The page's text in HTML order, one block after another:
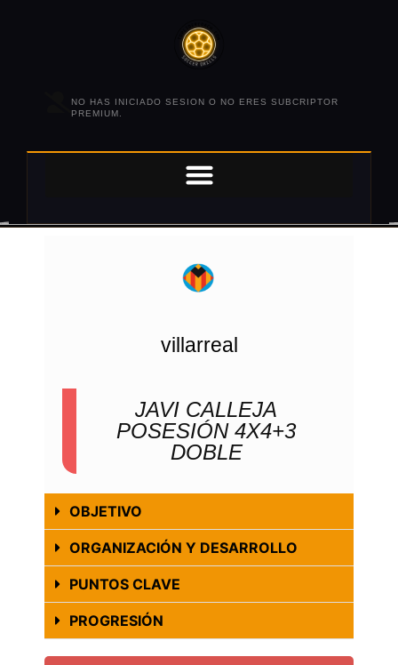
NO HAS INICIADO SESION O NO ERES SUBCRIPTOR
PREMIUM.
villarreal
JAVI CALLEJA
POSESIÓN 4X4+3
DOBLE
OBJETIVO
ORGANIZACIÓN Y DESARROLLO
PUNTOS CLAVE
PROGRESIÓN